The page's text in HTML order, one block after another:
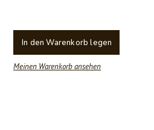
In den Warenkorb legen
Meinen Warenkorb ansehen